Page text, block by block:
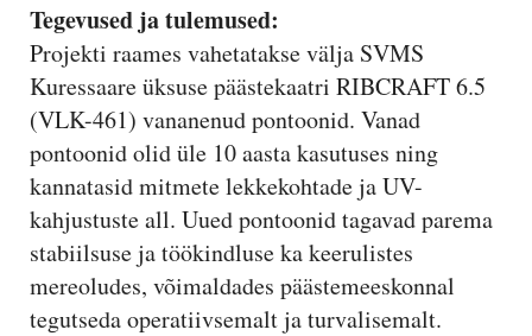
Tegevused ja tulemused:
Projekti raames vahetatakse välja SVMS
Kuressaare üksuse päästekaatri RIBCRAFT 6.5
(VLK-461) vananenud pontoonid. Vanad
pontoonid olid üle 10 aasta kasutuses ning
kannatasid mitmete lekkekohtade ja UV-
kahjustuste all. Uued pontoonid tagavad parema
stabiilsuse ja töökindluse ka keerulistes
mereoludes, võimaldades päästemeeskonnal
tegutseda operatiivsemalt ja turvalisemalt.